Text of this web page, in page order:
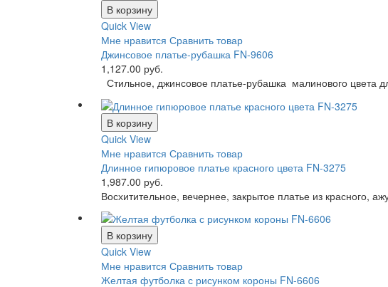
В корзину
Quick View
Мне нравится Сравнить товар
Джинсовое платье-рубашка FN-9606
1,127.00 руб.
Стильное, джинсовое платье-рубашка малинового цвета
В корзину
Quick View
Мне нравится Сравнить товар
Длинное гипюровое платье красного цвета FN-3275
1,987.00 руб.
Восхитительное, вечернее, закрытое платье из красного,
В корзину
Quick View
Мне нравится Сравнить товар
Желтая футболка с рисунком короны FN-6606